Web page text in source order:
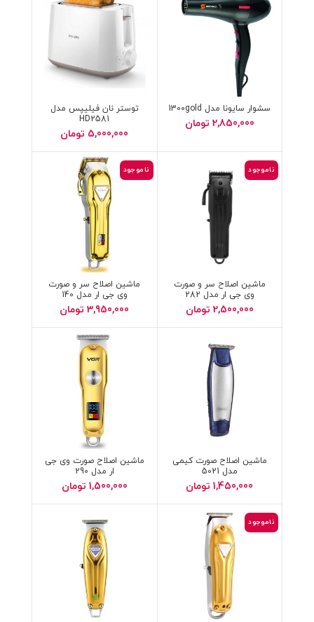
سشوار سایونا مدل 1300gold
2,850,000 تومان
توستر نان فیلیپس مدل
HD2581
5,000,000 تومان
ناموجود
ماشین اصلاح سر و صورت
وی جی ار مدل 282
2,500,000 تومان
ناموجود
ماشین اصلاح سر و صورت
وی جی ار مدل 140
3,950,000 تومان
ماشین اصلاح صورت کیمی
مدل 5021
1,450,000 تومان
ماشین اصلاح صورت وی جی
ار مدل 290
1,500,000 تومان
ناموجود